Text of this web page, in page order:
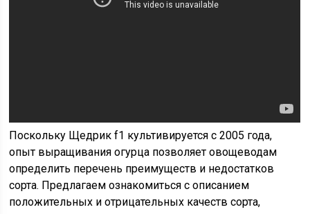
Поскольку Щедрик f1 культивируется с 2005 года,
опыт выращивания огурца позволяет овощеводам
определить перечень преимуществ и недостатков
сорта. Предлагаем ознакомиться с описанием
положительных и отрицательных качеств сорта,